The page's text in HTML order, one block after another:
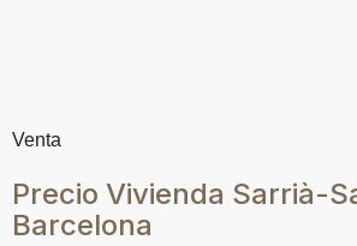
Venta
Precio Vivienda Sarrià-
Barcelona